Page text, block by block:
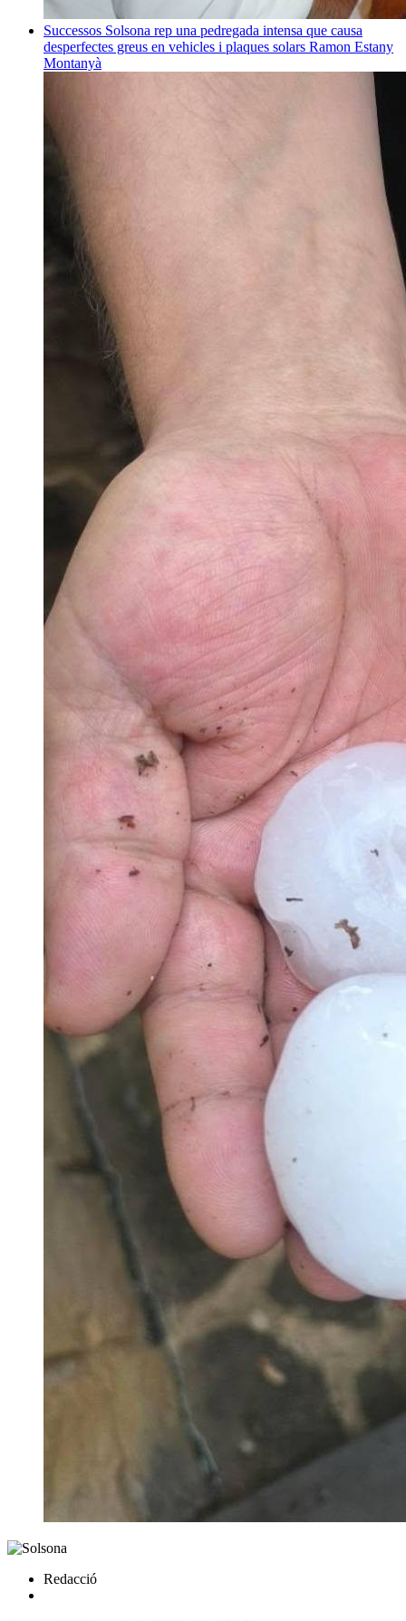
Successos Solsona rep una pedregada intensa que causa
desperfectes greus en vehicles i plaques solars Ramon Estany
Montanyà
Redacció